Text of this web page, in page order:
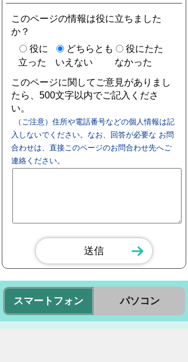
このページの情報は役に立ちました
か？
役に
立った
どちらとも
いえない
役にたた
なかった
このページに関してご意見がありまし
たら、500文字以内でご記入くださ
い。
（ご注意）住所や電話番号などの個人情報は記
入しないでください。なお、回答が必要な お問
合わせは、直接このページのお問合わせ先へご
連絡ください。
スマートフォン パソコン